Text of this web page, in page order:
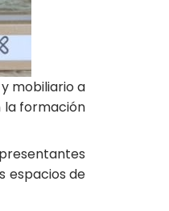
mobiliario a
la formación
espacios de